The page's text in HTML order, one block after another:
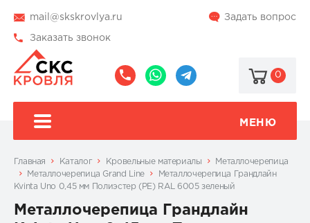
mail@skskrovlya.ru Задать вопрос
Заказать звонок
0
МЕНЮ
Главная Каталог Кровельные материалы
Металлочерепица
Металлочерепица Grand Line
Металлочерепица Грандлайн
Kvinta Uno 0,45 мм Полиэстер (PE) RAL 6005 зеленый
Металлочерепица Грандлайн